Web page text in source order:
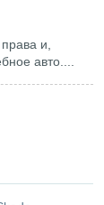
и,
авто....